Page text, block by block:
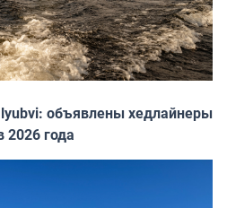
объявлены хедлайнеры
2026 года